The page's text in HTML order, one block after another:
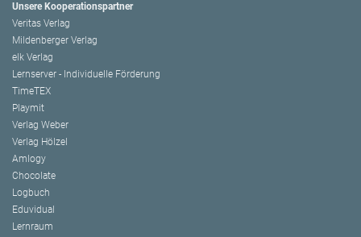
Unsere Kooperationspartner
Veritas Verlag
Mildenberger Verlag
elk Verlag
Lernserver - Individuelle Förderung
TimeTEX
Playmit
Verlag Weber
Verlag Hölzel
Amlogy
Chocolate
Logbuch
Eduvidual
Lernraum